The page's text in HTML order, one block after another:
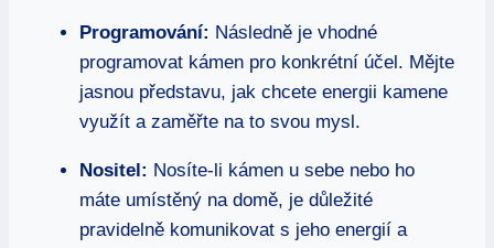
Programování: Následně je vhodné
programovat kámen pro konkrétní účel. Mějte
jasnou představu, jak chcete energii kamene
využít a zaměřte na to svou mysl.
Nositel: Nosíte-li kámen u sebe nebo ho
máte umístěný na domě, je důležité
pravidelně komunikovat s jeho energií a